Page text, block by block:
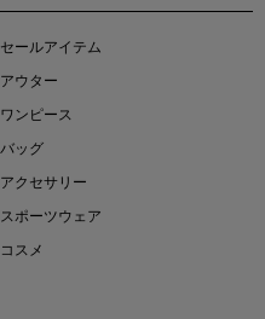
セールアイテム
アウター
ワンピース
バッグ
アクセサリー
スポーツウェア
コスメ